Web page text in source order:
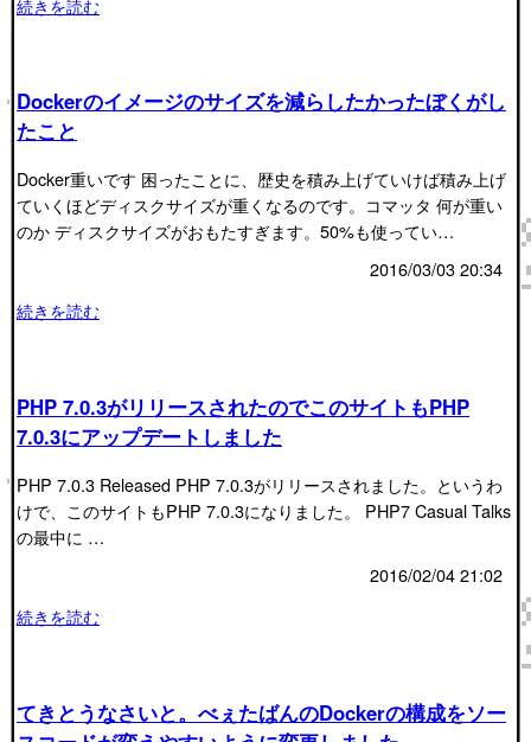
Dockerのイメージのサイズを減らしたかったぼくがし
たこと
Docker重いです 困ったことに、歴史を積み上げていけば積み上げ
ていくほどディスクサイズが重くなるのです。コマッタ 何が重い
のか ディスクサイズがおもたすぎます。50%も使ってい…
2016/03/03 20:34
続きを読む
PHP 7.0.3がリリースされたのでこのサイトもPHP
7.0.3にアップデートしました
PHP 7.0.3 Released PHP 7.0.3がリリースされました。というわ
けで、このサイトもPHP 7.0.3になりました。 PHP7 Casual Talks
の最中に …
2016/02/04 21:02
続きを読む
てきとうなさいと。べぇたばんのDockerの構成をソー